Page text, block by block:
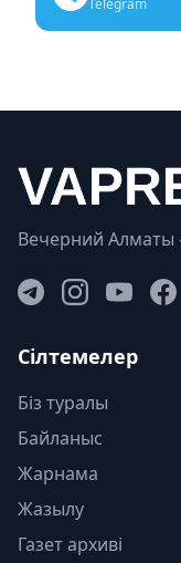
Вечерний Алматы
Сілтемелер
Біз туралы
Байланыс
Жарнама
Жазылу
Газет архиві